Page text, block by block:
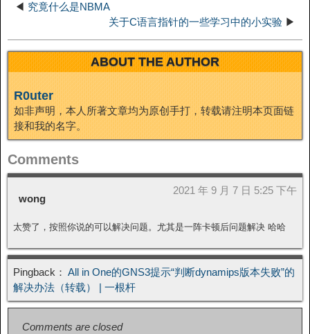
◀ 究竟什么是NBMA
关于C语言指针的一些学习中的小实验 ▶
ABOUT THE AUTHOR
R0uter
如非声明，本人所著文章均为原创手打，转载请注明本页面链
接和我的名字。
Comments
wong
2021 年 9 月 7 日 5:25 下午
太赞了，按照你说的可以解决问题。尤其是一阵卡顿后问题解决 哈哈
Pingback： All in One的GNS3提示“判断dynamips版本失败”的
解决办法（转载） | 一根杆
Comments are closed